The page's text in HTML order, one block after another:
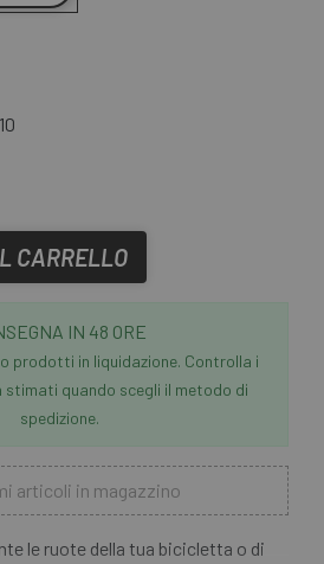
CARRELLO
IN 48 ORE
prodotti in liquidazione. Controlla i
stimati quando scegli il metodo di
spedizione.
articoli in magazzino
le ruote della tua bicicletta o di